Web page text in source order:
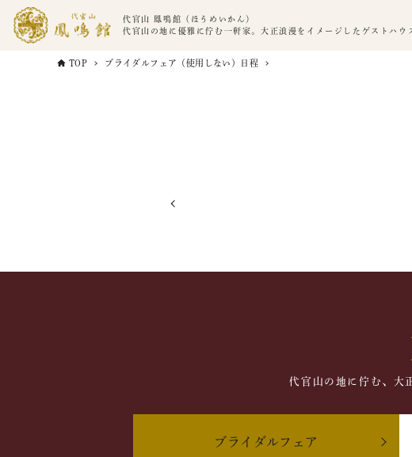
代官山 鳳鳴館（ほうめいかん）
代官山の地に優雅に佇む一軒家。大正浪漫をイメージしたゲストハウ
TOP ブライダルフェア（使用しない）日程
代官山の地に佇む、大
ブライダルフェア